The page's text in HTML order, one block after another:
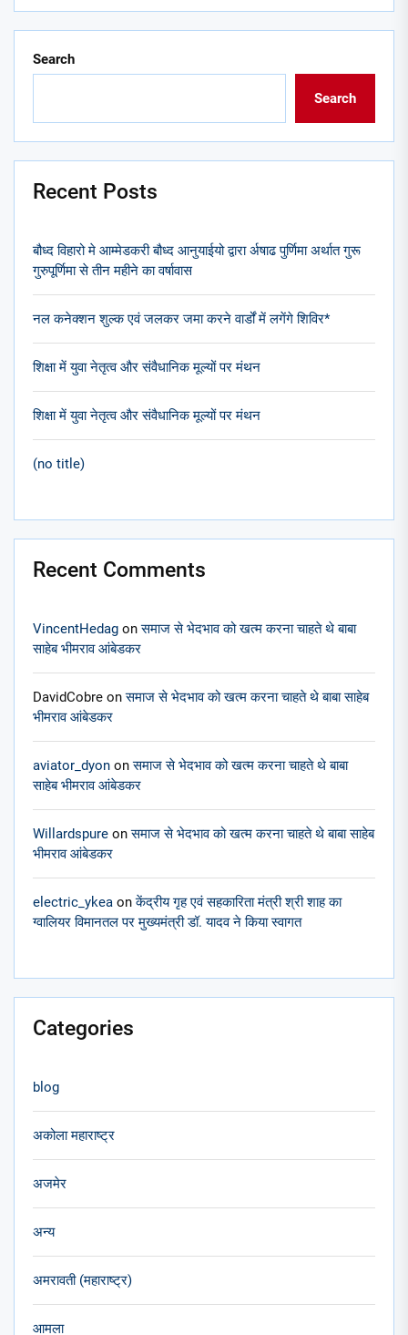
Search
Search
Recent Posts
बौध्द विहारो मे आम्मेडकरी बौध्द आनुयाईयो द्वारा र्अषाढ पुर्णिमा अर्थात गुरू
गुरुपूर्णिमा से तीन महीने का वर्षावास
नल कनेक्शन शुल्क एवं जलकर जमा करने वार्डों में लगेंगे शिविर*
शिक्षा में युवा नेतृत्व और संवैधानिक मूल्यों पर मंथन
शिक्षा में युवा नेतृत्व और संवैधानिक मूल्यों पर मंथन
(no title)
Recent Comments
VincentHedag onसमाज से भेदभाव को खत्म करना चाहते थे बाबा
साहेब भीमराव आंबेडकर
DavidCobre onसमाज से भेदभाव को खत्म करना चाहते थे बाबा साहेब
भीमराव आंबेडकर
aviator_dyon onसमाज से भेदभाव को खत्म करना चाहते थे बाबा
साहेब भीमराव आंबेडकर
Willardspure onसमाज से भेदभाव को खत्म करना चाहते थे बाबा साहेब
भीमराव आंबेडकर
electric_ykea onकेंद्रीय गृह एवं सहकारिता मंत्री श्री शाह का
ग्वालियर विमानतल पर मुख्यमंत्री डॉ. यादव ने किया स्वागत
Categories
blog
अकोला महाराष्ट्र
अजमेर
अन्य
अमरावती (महाराष्ट्र)
आमला